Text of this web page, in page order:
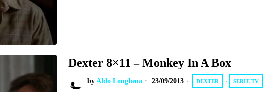
Dexter 8×11 – Monkey In A Box
by Aldo Longhena 23/09/2013 DEXTER · SERIE TV